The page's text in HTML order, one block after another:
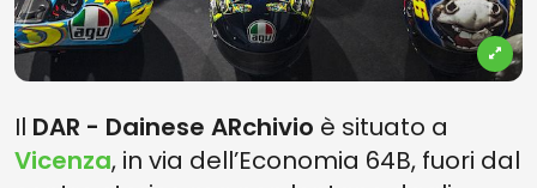
Il DAR - Dainese ARchivio è situato a
Vicenza, in via dell’Economia 64B, fuori dal